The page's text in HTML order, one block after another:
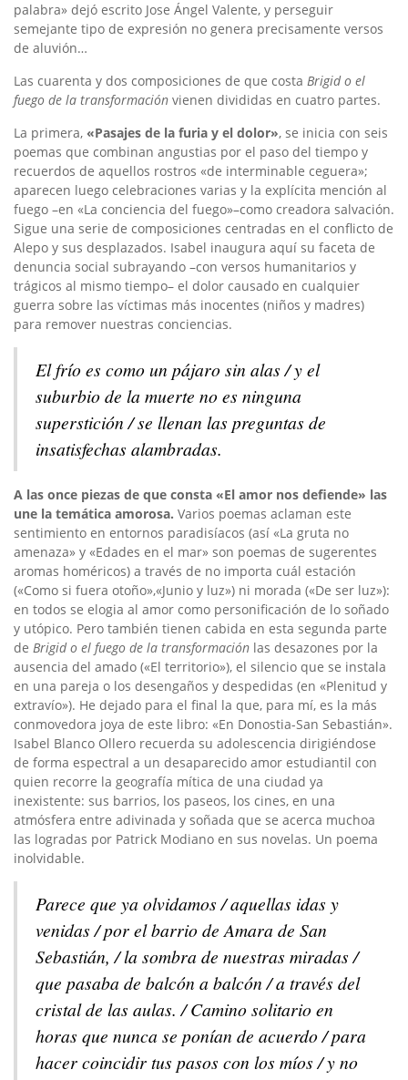
palabra» dejó escrito Jose Ángel Valente, y perseguir
semejante tipo de expresión no genera precisamente versos
de aluvión…
Las cuarenta y dos composiciones de que costa Brigid o el
fuego de la transformación vienen divididas en cuatro partes.
La primera, «Pasajes de la furia y el dolor», se inicia con seis
poemas que combinan angustias por el paso del tiempo y
recuerdos de aquellos rostros «de interminable ceguera»;
aparecen luego celebraciones varias y la explícita mención al
fuego –en «La conciencia del fuego»–como creadora salvación.
Sigue una serie de composiciones centradas en el conflicto de
Alepo y sus desplazados. Isabel inaugura aquí su faceta de
denuncia social subrayando –con versos humanitarios y
trágicos al mismo tiempo– el dolor causado en cualquier
guerra sobre las víctimas más inocentes (niños y madres)
para remover nuestras conciencias.
El frío es como un pájaro sin alas / y el
suburbio de la muerte no es ninguna
superstición / se llenan las preguntas de
insatisfechas alambradas.
A las once piezas de que consta «El amor nos defiende» las
une la temática amorosa. Varios poemas aclaman este
sentimiento en entornos paradisíacos (así «La gruta no
amenaza» y «Edades en el mar» son poemas de sugerentes
aromas homéricos) a través de no importa cuál estación
(«Como si fuera otoño»,«Junio y luz») ni morada («De ser luz»):
en todos se elogia al amor como personificación de lo soñado
y utópico. Pero también tienen cabida en esta segunda parte
de Brigid o el fuego de la transformación las desazones por la
ausencia del amado («El territorio»), el silencio que se instala
en una pareja o los desengaños y despedidas (en «Plenitud y
extravío»). He dejado para el final la que, para mí, es la más
conmovedora joya de este libro: «En Donostia-San Sebastián».
Isabel Blanco Ollero recuerda su adolescencia dirigiéndose
de forma espectral a un desaparecido amor estudiantil con
quien recorre la geografía mítica de una ciudad ya
inexistente: sus barrios, los paseos, los cines, en una
atmósfera entre adivinada y soñada que se acerca muchoa
las logradas por Patrick Modiano en sus novelas. Un poema
inolvidable.
Parece que ya olvidamos / aquellas idas y
venidas / por el barrio de Amara de San
Sebastián, / la sombra de nuestras miradas /
que pasaba de balcón a balcón / a través del
cristal de las aulas. / Camino solitario en
horas que nunca se ponían de acuerdo / para
hacer coincidir tus pasos con los míos / y no